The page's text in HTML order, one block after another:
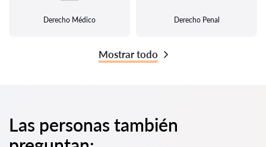
Derecho Médico Derecho Penal
Mostrar todo
Las personas también